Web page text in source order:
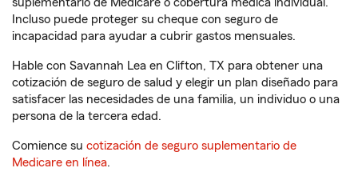
suplementario de Medicare o cobertura médica individual.
Incluso puede proteger su cheque con seguro de
incapacidad para ayudar a cubrir gastos mensuales.
Hable con Savannah Lea en Clifton, TX para obtener una
cotización de seguro de salud y elegir un plan diseñado para
satisfacer las necesidades de una familia, un individuo o una
persona de la tercera edad.
Comience su cotización de seguro suplementario de
Medicare en línea.